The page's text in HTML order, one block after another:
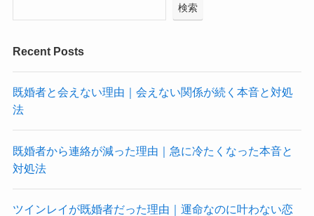
検索
Recent Posts
既婚者と会えない理由｜会えない関係が続く本音と対処
法
既婚者から連絡が減った理由｜急に冷たくなった本音と
対処法
ツインレイが既婚者だった理由｜運命なのに叶わない恋